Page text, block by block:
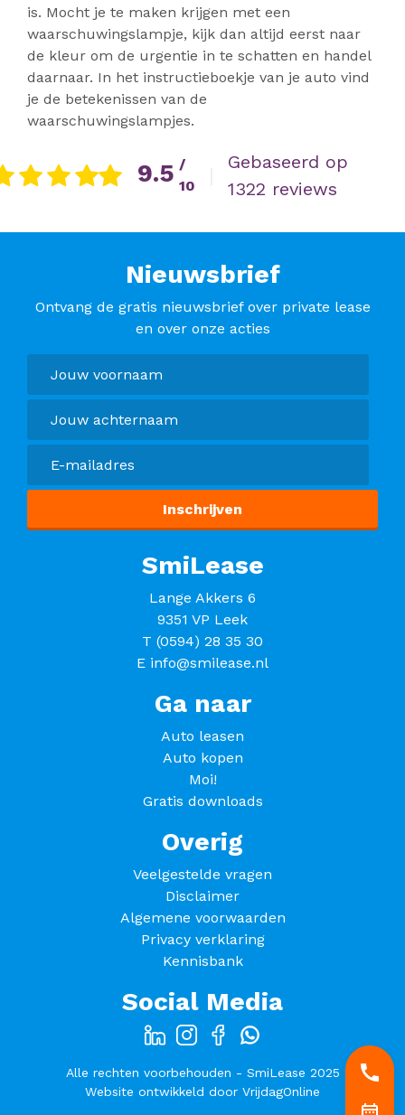
is. Mocht je te maken krijgen met een
waarschuwingslampje, kijk dan altijd eerst naar
de kleur om de urgentie in te schatten en handel
daarnaar. In het instructieboekje van je auto vind
je de betekenissen van de
waarschuwingslampjes.
9.5 /
10
Gebaseerd op
1322 reviews
Nieuwsbrief
Ontvang de gratis nieuwsbrief over private lease
en over onze acties
SmiLease
Lange Akkers 6
9351 VP Leek
T (0594) 28 35 30
E info@smilease.nl
Ga naar
Auto leasen
Auto kopen
Moi!
Gratis downloads
Overig
Veelgestelde vragen
Disclaimer
Algemene voorwaarden
Privacy verklaring
Kennisbank
Social Media
Alle rechten voorbehouden - SmiLease 2025
Website ontwikkeld door VrijdagOnline